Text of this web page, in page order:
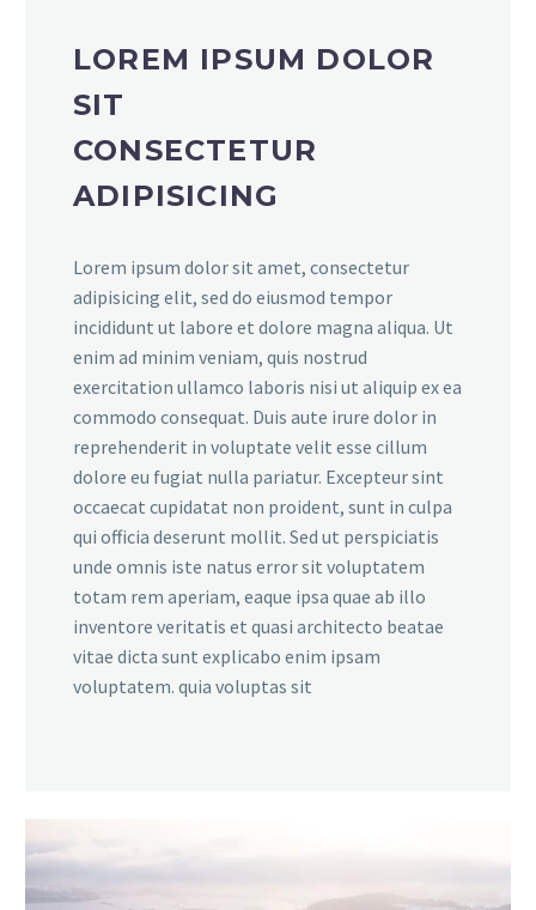
LOREM IPSUM DOLOR
SIT
CONSECTETUR
ADIPISICING
Lorem ipsum dolor sit amet, consectetur
adipisicing elit, sed do eiusmod tempor
incididunt ut labore et dolore magna aliqua. Ut
enim ad minim veniam, quis nostrud
exercitation ullamco laboris nisi ut aliquip ex ea
commodo consequat. Duis aute irure dolor in
reprehenderit in voluptate velit esse cillum
dolore eu fugiat nulla pariatur. Excepteur sint
occaecat cupidatat non proident, sunt in culpa
qui officia deserunt mollit. Sed ut perspiciatis
unde omnis iste natus error sit voluptatem
totam rem aperiam, eaque ipsa quae ab illo
inventore veritatis et quasi architecto beatae
vitae dicta sunt explicabo enim ipsam
voluptatem. quia voluptas sit